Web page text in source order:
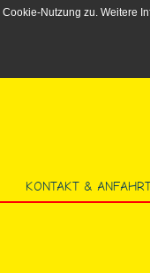
KONTAKT &
Nutzung zu. Weitere